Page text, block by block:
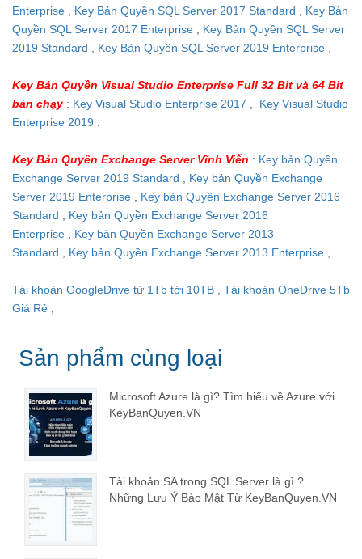
Enterprise Key Bản Quyền SQL Server 2017 Standard
Key Bản
Quyền SQL Server 2017 Enterprise
Key Bản Quyền SQL Server
2019 Standard
Key Bản Quyền SQL Server 2019 Enterprise
Key Bản Quyền Visual Studio Enterprise Full 32 Bit và 64 Bit
bán chạy: Key Visual Studio Enterprise 2017
Key Visual Studio
Enterprise 2019
Key Bản Quyền Exchange Server Vĩnh Viễn : Key bản Quyền
Exchange Server 2019 Standard
Key bản Quyền Exchange
Server 2019 Enterprise
Key bản Quyền Exchange Server 2016
Standard
Key bản Quyền Exchange Server 2016
Enterprise
Key bản Quyền Exchange Server 2013
Standard
Key bản Quyền Exchange Server 2013 Enterprise
Tài khoản GoogleDrive từ 1Tb tới 10TB
Tài khoản OneDrive 5Tb
Giá Rẻ
Sản phẩm cùng loại
Microsoft Azure là gì? Tìm hiểu về Azure với
KeyBanQuyen.VN
Tài khoản SA trong SQL Server là gì ?
Những Lưu Ý Bảo Mật Từ KeyBanQuyen.VN